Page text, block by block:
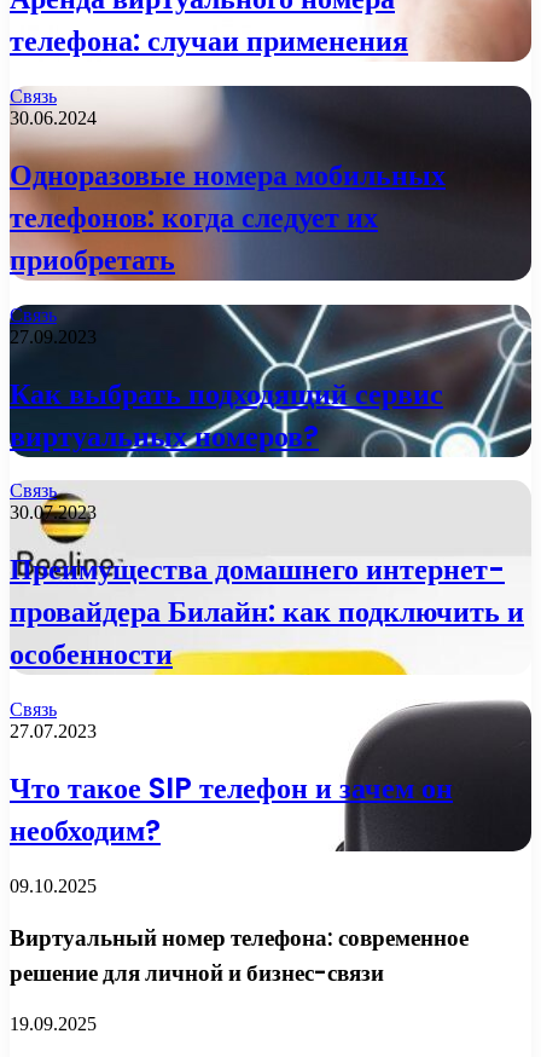
телефона: случаи применения
Связь
30.06.2024
Одноразовые номера мобильных
телефонов: когда следует их
приобретать
Связь
27.09.2023
Как выбрать подходящий сервис
виртуальных номеров?
Связь
30.07.2023
Преимущества домашнего интернет-
провайдера Билайн: как подключить и
особенности
Связь
27.07.2023
Что такое SIP телефон и зачем он
необходим?
09.10.2025
Виртуальный номер телефона: современное
решение для личной и бизнес-связи
19.09.2025